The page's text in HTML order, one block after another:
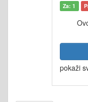
Za: 1
pokaži